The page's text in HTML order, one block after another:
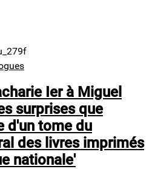
Ier à Miguel
surprises que
d'un tome du
des livres imprimés
nationale'